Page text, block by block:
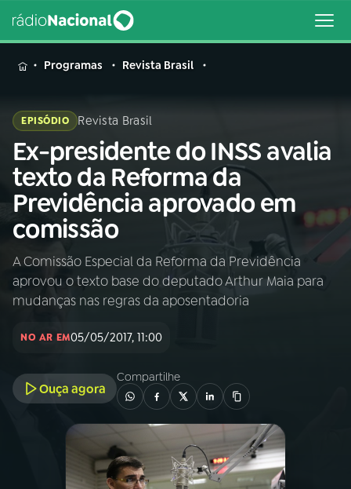
MENU
Buscar
na
Rádio
Nacional
Buscar
AO VIVO
01INÍCIO
02A RÁDIO
03PROGRAMAÇÃO
PROGRAMAS
Programas Revista Brasil
EPISÓDIO Revista Brasil
Ex-presidente do INSS avalia
texto da Reforma da
Previdência aprovado em
comissão
A Comissão Especial da Reforma da Previdência
aprovou o texto base do deputado Arthur Maia para
mudanças nas regras da aposentadoria
NO AR EM05/05/2017, 11:00
Ouça agora
Compartilhe